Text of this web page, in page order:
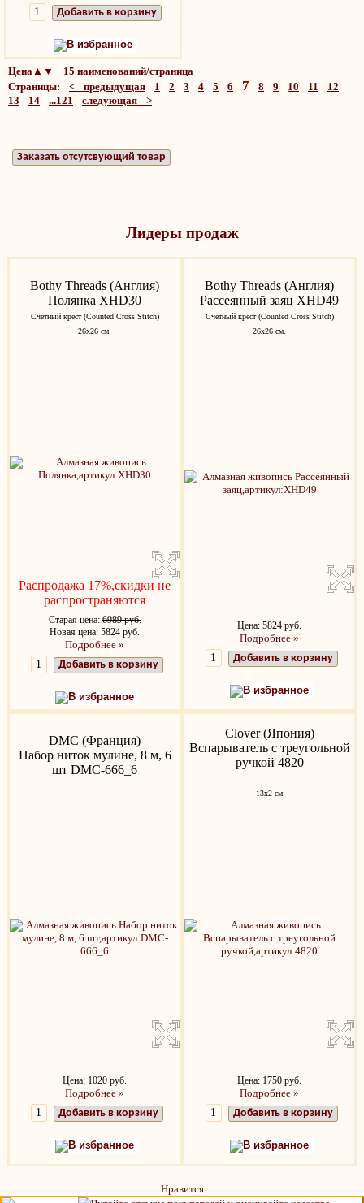
Добавить в корзину
В избранное
Цена▲▼ 15 наименований/страница
Страницы: < предыдущая 1 2 3 4 5 6 7 8 9 10 11
12
13
14 ...121 следующая >
Заказать отсутсвующий товар
Лидеры продаж
Bothy Threads (Англия)
Полянка XHD30
Счетный крест (Counted Cross Stitch)
26х26 см.
Распродажа 17%,скидки не
распространяются
Старая цена:6989 руб.
Новая цена: 5824 руб.
Подробнее »
Добавить в корзину
В избранное
Bothy Threads (Англия)
Рассеянный заяц XHD49
Счетный крест (Counted Cross Stitch)
26х26 см.
Цена: 5824 руб.
Подробнее »
Добавить в корзину
В избранное
DMC (Франция)
Набор ниток мулине, 8 м, 6
шт DMC-666_6
Цена: 1020 руб.
Подробнее »
Добавить в корзину
В избранное
Clover (Япония)
Вспарыватель с треугольной
ручкой 4820
13x2 см
Цена: 1750 руб.
Подробнее »
Добавить в корзину
В избранное
Нравится